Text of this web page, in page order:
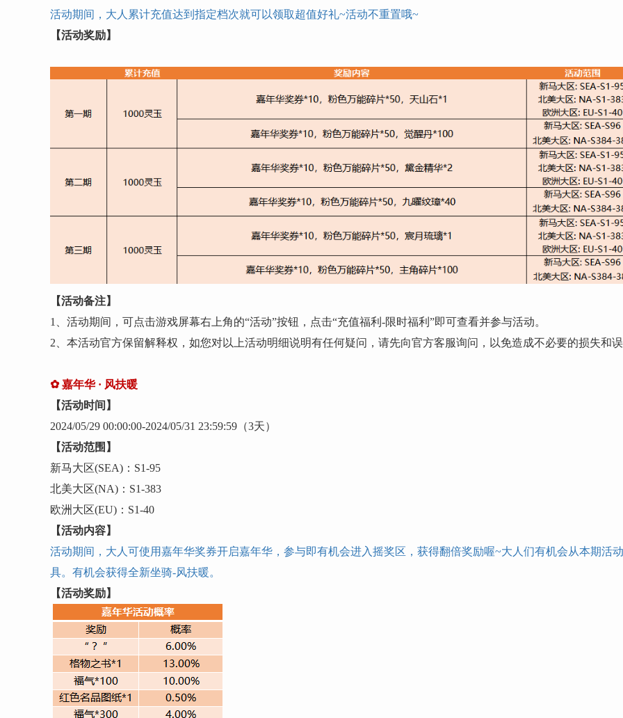
活动期间，大人累计充值达到指定档次就可以领取超值好礼~活动不重置哦~
【活动奖励】
【活动备注】
1、活动期间，可点击游戏屏幕右上角的“活动”按钮，点击“充值福利-限时福利”即可查看并参与活动。
2、本活动官方保留解释权，如您对以上活动明细说明有任何疑问，请先向官方客服询问，以免造成不必要的损失和
✿ 嘉年华 · 风扶暖
【活动时间】
2024/05/29 00:00:00-2024/05/31 23:59:59 （3天）
【活动范围】
新马大区(SEA)：S1-95
北美大区(NA)：S1-383
欧洲大区(EU)：S1-40
【活动内容】
活动期间，大人可使用嘉年华奖券开启嘉年华，参与即有机会进入摇奖区，获得翻倍奖励喔~大人们有机会从本期活
具。有机会获得全新坐骑-风扶暖。
【活动奖励】